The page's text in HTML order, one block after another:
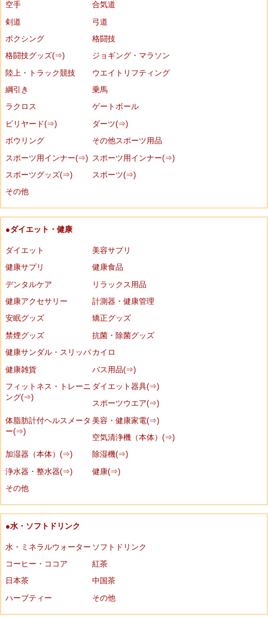
空手
合気道
剣道
弓道
ボクシング
格闘技
格闘技グッズ(⇒)
ジョギング・マラソン
陸上・トラック競技
ウエイトリフティング
綱引き
乗馬
ラクロス
ゲートボール
ビリヤード(⇒)
ダーツ(⇒)
ボウリング
その他スポーツ用品
スポーツ用インナー(⇒)
スポーツ用インナー(⇒)
スポーツグッズ(⇒)
スポーツ(⇒)
その他
●ダイエット・健康
ダイエット
美容サプリ
健康サプリ
健康食品
デンタルケア
リラックス用品
健康アクセサリー
計測器・健康管理
安眠グッズ
矯正グッズ
禁煙グッズ
抗菌・除菌グッズ
健康サンダル・スリッパ カイロ
健康雑貨
バス用品(⇒)
フィットネス・トレーニ
ング(⇒)
ダイエット器具(⇒)
スポーツウエア(⇒)
体脂肪計付ヘルスメータ
ー(⇒)
美容・健康家電(⇒)
空気清浄機（本体）(⇒)
加湿器（本体）(⇒)
除湿機(⇒)
浄水器・整水器(⇒)
健康(⇒)
その他
●水・ソフトドリンク
水・ミネラルウォーター ソフトドリンク
コーヒー・ココア
紅茶
日本茶
中国茶
ハーブティー
その他